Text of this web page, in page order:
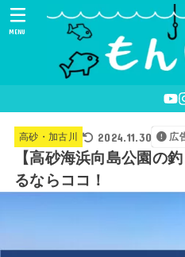
MENU
高砂・加古川 2024.11.30 広
【高砂海浜向島公園の
るならココ！